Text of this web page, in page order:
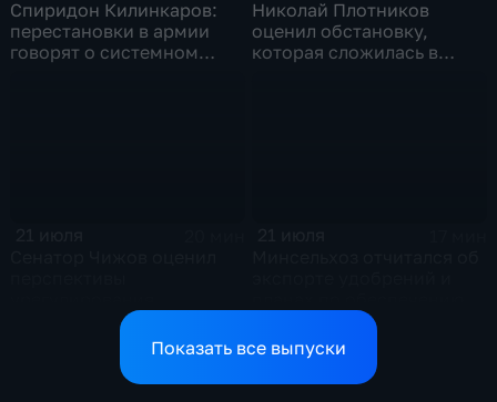
Спиридон Килинкаров:
перестановки в армии
говорят о системном
Николай Плотников
оценил обстановку,
которая сложилась в
конфликтов на Ближнем
Востоке и диалог с
аграриев топливом
Показать все выпуски